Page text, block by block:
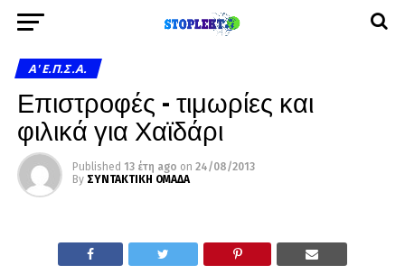
A' Ε.Π.Σ.Α.
Επιστροφές – τιμωρίες και
φιλικά για Χαϊδάρι
Published 13 έτη ago on 24/08/2013
By ΣΥΝΤΑΚΤΙΚΗ ΟΜΑΔΑ